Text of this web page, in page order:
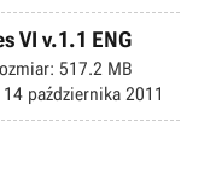
VI v.1.1 ENG
517.2 MB
14 października 2011